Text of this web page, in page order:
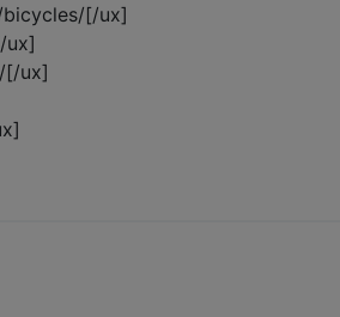
[/ux]
ux]
[/ux]